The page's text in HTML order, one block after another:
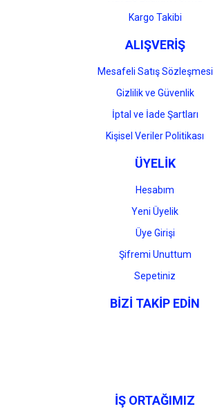
Gönder
Kargo Takibi
ALIŞVERİŞ
Mesafeli Satış Sözleşmesi
Gizlilik ve Güvenlik
İptal ve İade Şartları
Kişisel Veriler Politikası
ÜYELİK
Hesabım
Yeni Üyelik
Üye Girişi
Şifremi Unuttum
Sepetiniz
BİZİ TAKİP EDİN
İŞ ORTAĞIMIZ